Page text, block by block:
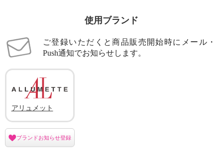
使用ブランド
ご登録いただくと商品販売開始時にメール・
Push通知でお知らせします。
アリュメット
ブランドお知らせ登録